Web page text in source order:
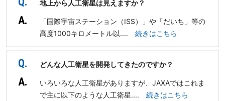
地上から人工衛星は見えますか？
A.
「国際宇宙ステーション（ISS）」や「だいち」等の
高度1000キロメートル以.... 続きはこちら
Q. どんな人工衛星を開発してきたのですか？
A.
いろいろな人工衛星がありますが、JAXAではこれま
で主に以下のような人工衛星.... 続きはこちら